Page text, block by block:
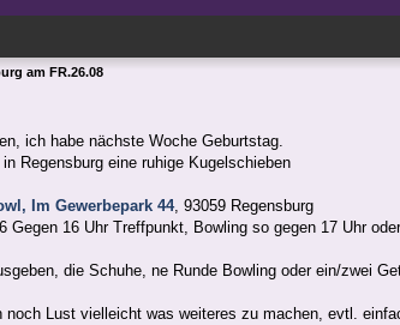
am FR.26.08
ich habe nächste Woche Geburtstag.
Regensburg eine ruhige Kugelschieben
Im Gewerbepark 44, 93059 Regensburg
Gegen 16 Uhr Treffpunkt, Bowling so gegen 17 Uhr
die Schuhe, ne Runde Bowling oder ein/zwei
noch Lust vielleicht was weiteres zu machen, evtl.